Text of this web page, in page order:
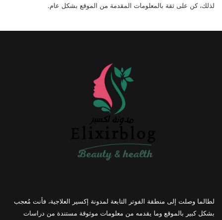
لذلك، كن على ثقة بالمعلومات المقدمة من الموقع بشكل عام.
لطالما وصلت إلى منطقة الفوتر التابعة لمدونة إكسير العلاجية، فأنت مُعجب
بشكل كبير بالموقع وما يقدمه من معلومات موثوقة مستندة من دراسات